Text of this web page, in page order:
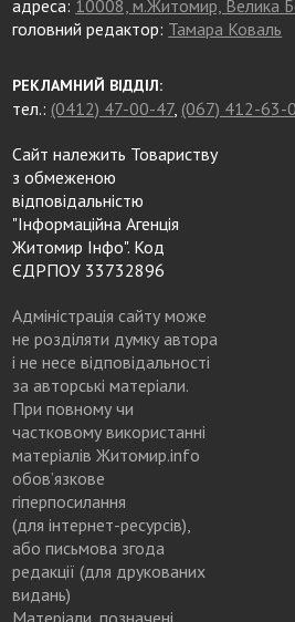
адреса: 10008, м.Житомир, Велика
головний редактор: Тамара Коваль
РЕКЛАМНИЙ ВІДДІЛ:
тел.: (0412) 47-00-47, (067) 412-63-
Сайт належить Товариству
з обмеженою
відповідальністю
"Інформаційна Агенція
Житомир Інфо". Код
ЄДРПОУ 33732896
Адміністрація сайту може
не розділяти думку автора
і не несе відповідальності
за авторські матеріали.
При повному чи
частковому використанні
матеріалів Житомир.info
обов’язкове
гіперпосилання
(для інтернет-ресурсів),
або письмова згода
редакції (для друкованих
видань)
Матеріали, позначені